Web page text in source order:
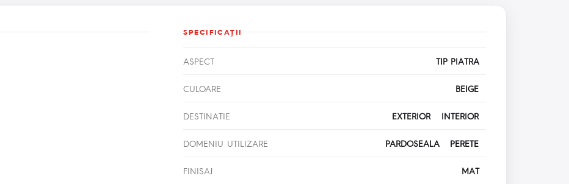
SPECIFICAŢII
ASPECT TIP PIATRA
CULOARE BEIGE
DESTINATIE EXTERIOR INTERIOR
DOMENIU UTILIZARE PARDOSEALA PERETE
FINISAJ MAT